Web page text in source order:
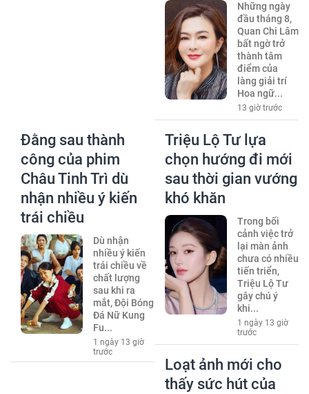
Những ngày
đầu tháng 8,
Quan Chi Lâm
bất ngờ trở
thành tâm
điểm của
làng giải trí
Hoa ngữ...
13 giờ trước
Đằng sau thành
công của phim
Châu Tinh Trì dù
nhận nhiều ý kiến
trái chiều
Dù nhận
nhiều ý kiến
trái chiều về
chất lượng
sau khi ra
mắt, Đội Bóng
Đá Nữ Kung
Fu...
1 ngày 13 giờ
trước
Triệu Lộ Tư lựa
chọn hướng đi mới
sau thời gian vướng
khó khăn
Trong bối
cảnh việc trở
lại màn ảnh
chưa có nhiều
tiến triển,
Triệu Lộ Tư
gây chú ý
khi...
1 ngày 13 giờ
trước
Loạt ảnh mới cho
thấy sức hút của